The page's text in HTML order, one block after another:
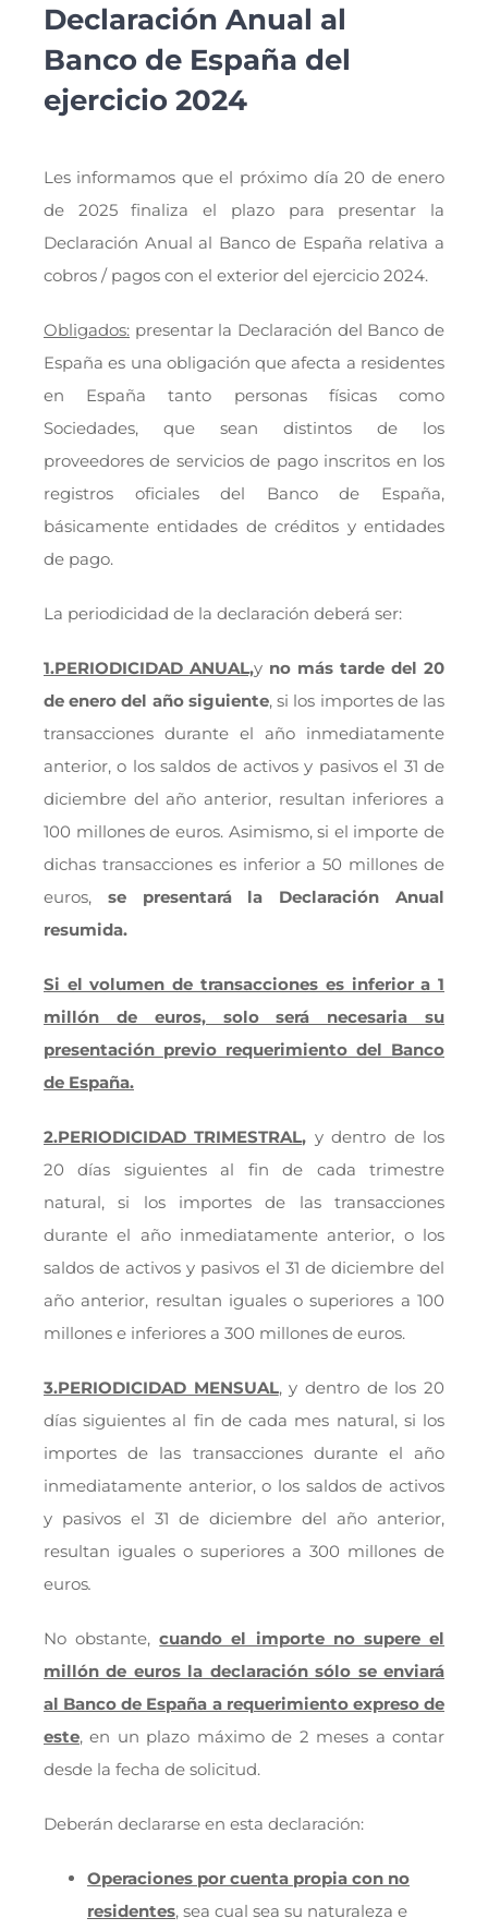
Declaración Anual al
Banco de España del
ejercicio 2024
Les informamos que el próximo día 20 de enero
de 2025 finaliza el plazo para presentar la
Declaración Anual al Banco de España relativa a
cobros / pagos con el exterior del ejercicio 2024.
Obligados:presentar la Declaración del Banco de
España es una obligación que afecta a residentes
en España tanto personas físicas como
Sociedades, que sean distintos de los
proveedores de servicios de pago inscritos en los
registros oficiales del Banco de España,
básicamente entidades de créditos y entidades
de pago.
La periodicidad de la declaración deberá ser:
1.PERIODICIDAD ANUAL,y no más tarde del 20
de enero del año siguiente, si los importes de las
transacciones durante el año inmediatamente
anterior, o los saldos de activos y pasivos el 31 de
diciembre del año anterior, resultan inferiores a
100 millones de euros. Asimismo, si el importe de
dichas transacciones es inferior a 50 millones de
euros, se presentará la Declaración Anual
resumida.
Si el volumen de transacciones es inferior a 1
millón de euros, solo será necesaria su
presentación previo requerimiento del Banco
de España.
2.PERIODICIDAD TRIMESTRAL, y dentro de los
20 días siguientes al fin de cada trimestre
natural, si los importes de las transacciones
durante el año inmediatamente anterior, o los
saldos de activos y pasivos el 31 de diciembre del
año anterior, resultan iguales o superiores a 100
millones e inferiores a 300 millones de euros.
3.PERIODICIDAD MENSUAL, y dentro de los 20
días siguientes al fin de cada mes natural, si los
importes de las transacciones durante el año
inmediatamente anterior, o los saldos de activos
y pasivos el 31 de diciembre del año anterior,
resultan iguales o superiores a 300 millones de
euros.
No obstante,cuando el importe no supere el
millón de euros la declaración sólo se enviará
al Banco de España a requerimiento expreso de
este, en un plazo máximo de 2 meses a contar
desde la fecha de solicitud.
Deberán declararse en esta declaración:
Operaciones por cuenta propia con no
residentes, sea cual sea su naturaleza e